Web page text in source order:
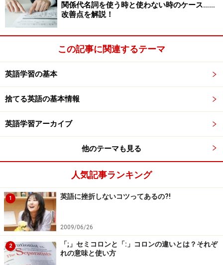
相手の発言でわからなかった単語の意味を
確認したい時
4. What do you mean by ○○？
○○に聞き取りきれなかった単語を入れます。当然聞き取
れていないので不明確ですが、それで構いません。その
代わり、つかさず聞くことが大切です。
を責めながら「どういう意味？！」と尋ねるニュアンス
がありますので、使う場面には注意が必要です。
関係代名詞を使う時と使わない時のケース……
改善点を解説！
この記事に関連するテーマ
英語学習の基本
捨てる英語の基本情報
英語学習アーカイブ
他のテーマも見る
人気記事ランキング
1 英語に挫折しないコツってあるの?!
2009/06/26
2
「;」セミコロンと「:」コロンの違いとは？それぞ
れの意味と使い方